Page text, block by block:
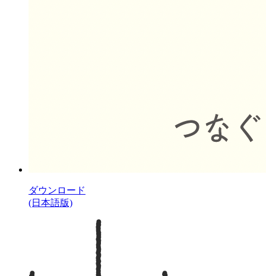
ダウンロード
(日本語版)